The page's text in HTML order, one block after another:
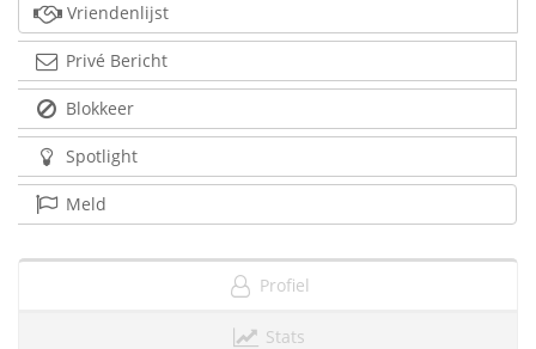
Vriendenlijst
Privé Bericht
Blokkeer
Spotlight
Meld
Profiel
Stats